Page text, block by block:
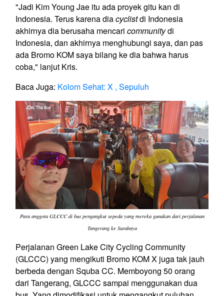
"Jadi Kim Young Jae itu ada proyek gitu kan di
Indonesia. Terus karena diacyclistdi Indonesia
akhirnya dia berusaha mencari communitydi
Indonesia, dan akhirnya menghubungi saya, dan pas
ada Bromo KOM saya bilang ke dia bahwa harus
coba," lanjut Kris.
Baca Juga: Kolom Sehat: X , Sepuluh
Para anggota GLCCC di bus pengangkut sepeda yang mereka gunakan dari perjalanan
Tangerang ke Surabaya
Perjalanan Green Lake City Cycling Community
(GLCCC) yang mengikuti Bromo KOM X juga tak jauh
berbeda dengan Squba CC. Memboyong 50 orang
dari Tangerang, GLCCC sampai menggunakan dua